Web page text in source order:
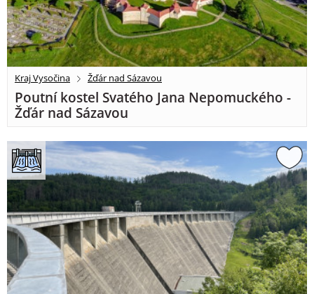
Kraj Vysočina Žďár nad Sázavou
Poutní kostel Svatého Jana Nepomuckého -
Žďár nad Sázavou